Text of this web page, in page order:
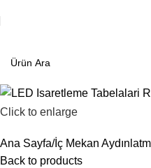
Click to enlarge
Ana Sayfa İç Mekan
Back to products